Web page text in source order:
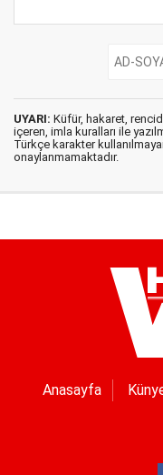
UYARI: Küfür, hakaret,
içeren, imla kuralları ile
Türkçe karakter
onaylanmamaktadır.
Anasayfa